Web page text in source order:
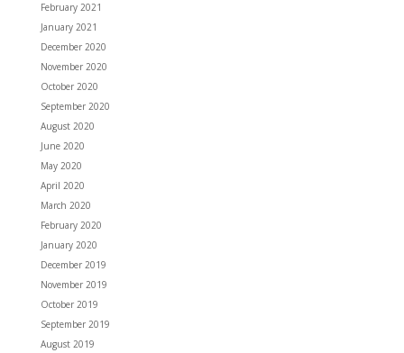
February 2021
January 2021
December 2020
November 2020
October 2020
September 2020
August 2020
June 2020
May 2020
April 2020
March 2020
February 2020
January 2020
December 2019
November 2019
October 2019
September 2019
August 2019